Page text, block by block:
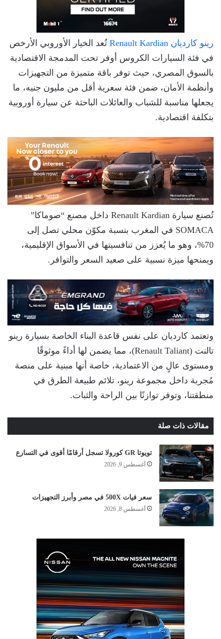
رينو كارديان Renault Kardian
تُعد الخيار الأوروبي الأرخص
في فئة السيارات الكروس أوفر تحت المدمجة الاقتصادية
بالسوق المصري، حيث توفر باقة متميزة من التجهيزات
وأنظمة الأمان، ضمن فئة سعرية أقل من مليون جنيه، ما
يجعلها مناسبة للشباب والعائلات الباحثة عن سيارة أوروبية
بتكلفة اقتصادية.
تُصنع سيارة Renault Kardian داخل مصنع “صوماكا”
SOMACA في المغرب بنسبة مكوّن محلي تصل إلى
70%، وهو ما يُعزز من تنافسيتها في الأسواق الإقليمية،
ويمنحها ميزة نسبية على صعيد السعر والتوافر.
وتعتمد كارديان على نفس قاعدة البناء الخاصة بسيارة رينو
تالنت (Renault Taliant)، مما يضمن لها أداءً موثوقًا
ومستوى عالٍ من الاعتمادية، خاصة أنها مبنية على منصة
مُجربة داخل مجموعة رينو، تلائم طبيعة الطرق في
منطقتنا، وتوفر توازنًا بين الراحة والثبات.
مقالات ذات صلة
تويوتا GR كورولا تسجل أرقامًا أقوى في التسارع
أغسطس 9, 2026
سعر فيات 500X في مصر وأبرز التجهيزات
أغسطس 8, 2026